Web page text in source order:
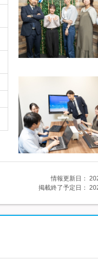
情報更新日：
掲載終了予定日：